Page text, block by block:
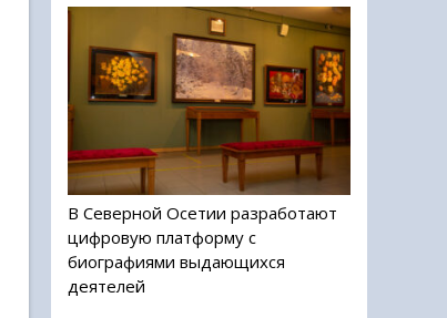
В Северной Осетии разработают
цифровую платформу с
биографиями выдающихся
деятелей